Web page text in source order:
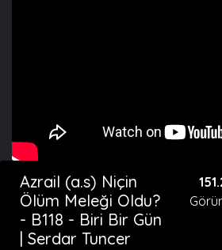
Azrail (a.s) Niçin
Ölüm Meleği Oldu?
- B118 - Biri Bir Gün
| Serdar Tuncer